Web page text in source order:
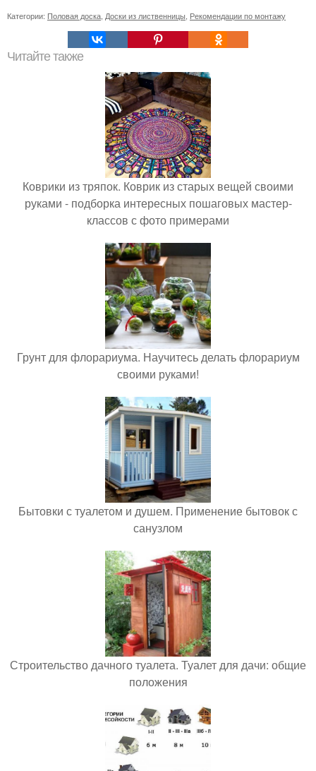
Категории: Половая доска, Доски из лиственницы, Рекомендации по монтажу
Читайте также
Коврики из тряпок. Коврик из старых вещей своими
руками - подборка интересных пошаговых мастер-
классов с фото примерами
Грунт для флорариума. Научитесь делать флорариум
своими руками!
Бытовки с туалетом и душем. Применение бытовок с
санузлом
Строительство дачного туалета. Туалет для дачи: общие
положения